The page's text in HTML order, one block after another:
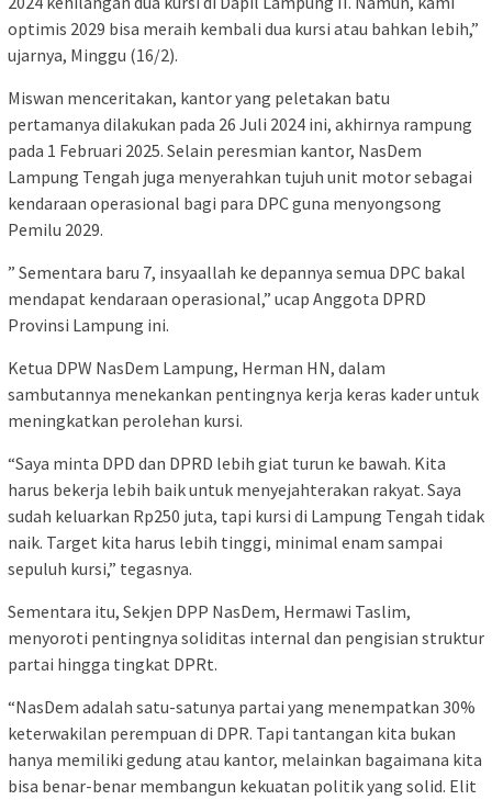
optimis 2029 bisa meraih kembali dua kursi atau bahkan lebih,”
ujarnya, Minggu (16/2).
Miswan menceritakan, kantor yang peletakan batu
pertamanya dilakukan pada 26 Juli 2024 ini, akhirnya rampung
pada 1 Februari 2025. Selain peresmian kantor, NasDem
Lampung Tengah juga menyerahkan tujuh unit motor sebagai
kendaraan operasional bagi para DPC guna menyongsong
Pemilu 2029.
” Sementara baru 7, insyaallah ke depannya semua DPC bakal
mendapat kendaraan operasional,” ucap Anggota DPRD
Provinsi Lampung ini.
Ketua DPW NasDem Lampung, Herman HN, dalam
sambutannya menekankan pentingnya kerja keras kader untuk
meningkatkan perolehan kursi.
“Saya minta DPD dan DPRD lebih giat turun ke bawah. Kita
harus bekerja lebih baik untuk menyejahterakan rakyat. Saya
sudah keluarkan Rp250 juta, tapi kursi di Lampung Tengah tidak
naik. Target kita harus lebih tinggi, minimal enam sampai
sepuluh kursi,” tegasnya.
Sementara itu, Sekjen DPP NasDem, Hermawi Taslim,
menyoroti pentingnya soliditas internal dan pengisian struktur
partai hingga tingkat DPRt.
“NasDem adalah satu-satunya partai yang menempatkan 30%
keterwakilan perempuan di DPR. Tapi tantangan kita bukan
hanya memiliki gedung atau kantor, melainkan bagaimana kita
bisa benar-benar membangun kekuatan politik yang solid. Elit